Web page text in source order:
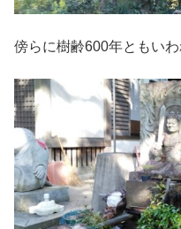
傍らに樹齢600年ともいわ